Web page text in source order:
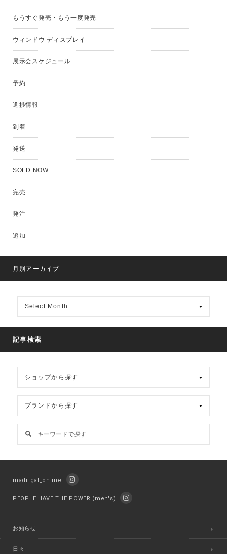
もうすぐ発売・もう一度発売
ウィンドウ ディスプレイ
展示会スケジュール
予約
進捗情報
到着
発送
SOLD NOW
完売
発注
追加
月別アーカイブ
ア
イ
ブ
記事検索
madrigal_online
PEOPLE HAVE THE POWER (men's)
お知らせ
日々